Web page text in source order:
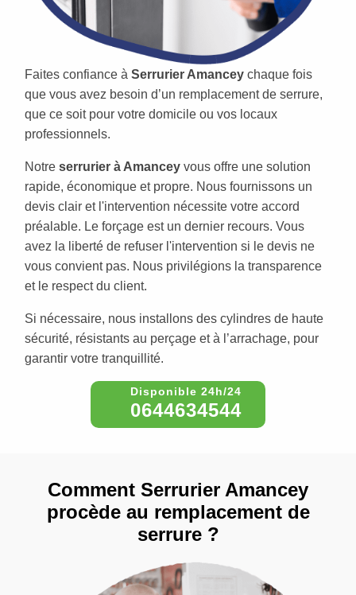
Faites confiance à Serrurier Amancey chaque fois
que vous avez besoin d’un remplacement de serrure,
que ce soit pour votre domicile ou vos locaux
professionnels.
Notre serrurier à Amancey vous offre une solution
rapide, économique et propre. Nous fournissons un
devis clair et l'intervention nécessite votre accord
préalable. Le forçage est un dernier recours. Vous
avez la liberté de refuser l'intervention si le devis ne
vous convient pas. Nous privilégions la transparence
et le respect du client.
Si nécessaire, nous installons des cylindres de haute
sécurité, résistants au perçage et à l’arrachage, pour
garantir votre tranquillité.
0644634544
Comment Serrurier Amancey
procède au remplacement de
serrure ?